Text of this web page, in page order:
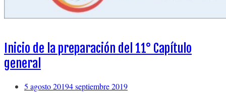
Inicio de la preparación del 11° Capítulo
general
5 agosto 20194 septiembre 2019